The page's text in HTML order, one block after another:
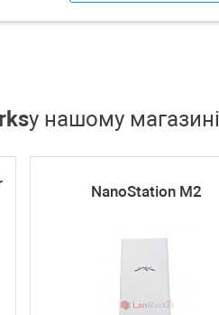
у нашому магазині
NanoStation M2